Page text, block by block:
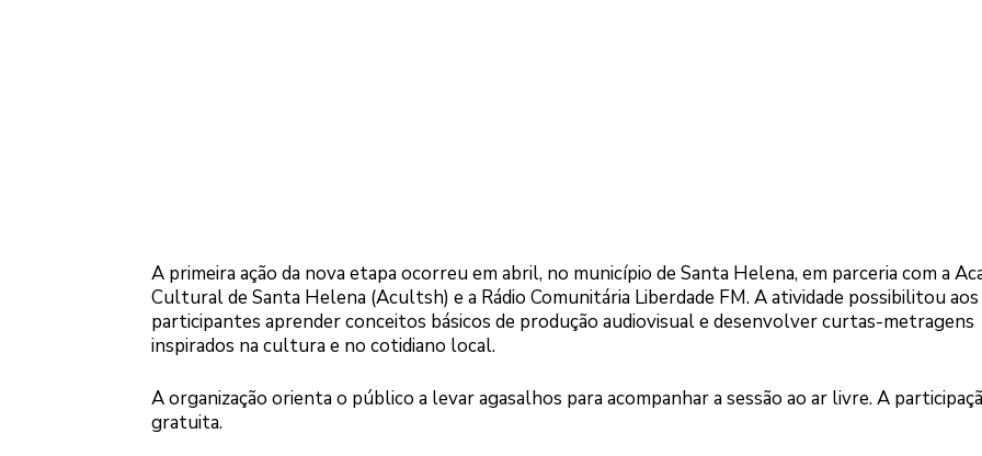
A primeira ação da nova etapa ocorreu em abril, no município de Santa Helena, em parceria com a
Cultural de Santa Helena (Acultsh) e a Rádio Comunitária Liberdade FM. A atividade possibilitou aos
participantes aprender conceitos básicos de produção audiovisual e desenvolver curtas-metragens
inspirados na cultura e no cotidiano local.
A organização orienta o público a levar agasalhos para acompanhar a sessão ao ar livre. A
gratuita.